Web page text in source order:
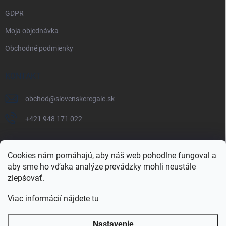
Cookies nám pomáhajú, aby náš web pohodlne fungoval a
aby sme ho vďaka analýze prevádzky mohli neustále
zlepšovať.
Viac informácií nájdete tu
GDPR
Moja objednávka
Obchodné podmienky
KONTAKT
obchod@slovenskeregale.sk
+421 948 171 022
Najnakup.sk Heureka.sk Pricemania.sk